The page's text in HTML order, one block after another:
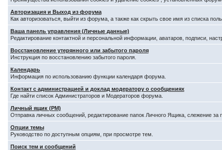
Авторизация и Выход из форума
Как авторизоваться, выйти из форума, а также как скрыть свое имя из списка
Ваша панель управления (Личные данные)
Редактирование контактной и персональной информации, аватаров, подписи,
Восстановление утерянного или забытого пароля
Инструкция по восстановлению забытого пароля.
Календарь
Информация по использованию функции календаря форума.
Контакт с администрацией и доклад модератору о сообщениях
Где найти список Администраторов и Модераторов форума.
Личный ящик (PM)
Отправка личных сообщений, редактирование папок Личного Ящика, слежение
Опции темы
Руководство по доступным опциям, при просмотре тем.
Поиск тем и сообщений